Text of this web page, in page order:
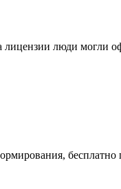
лицензии люди могли
бесплатно